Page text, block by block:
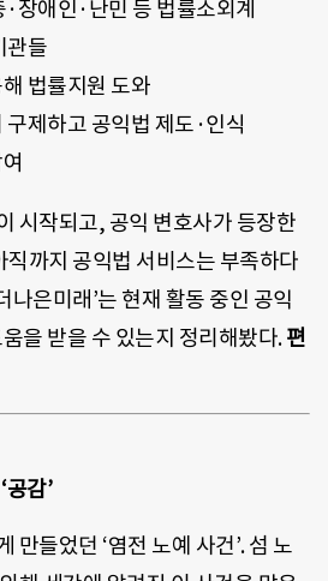
장애인·난민 등 법률소외계
관들
법률지원 도와
구제하고 공익법 제도·인식
시작되고, 공익 변호사가 등장한
까지 공익법 서비스는 부족하다
나은미래’는 현재 활동 중인 공익
을 받을 수 있는지 정리해봤다.편
감’
만들었던 ‘염전 노예 사건’. 섬 노